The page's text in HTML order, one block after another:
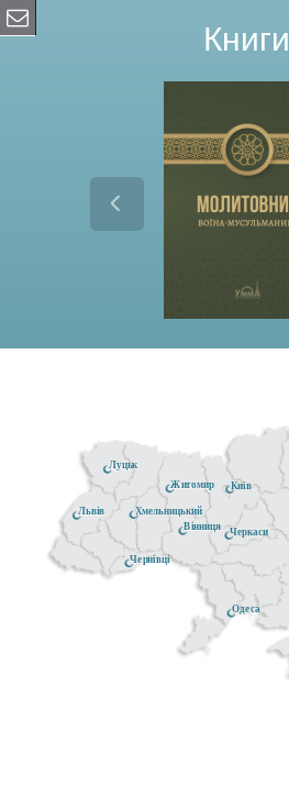
Книги
Житомир
Черкаси
Чернівці
Київ
Хмельницький
Луцьк
Одеса
Вінниця
Львів